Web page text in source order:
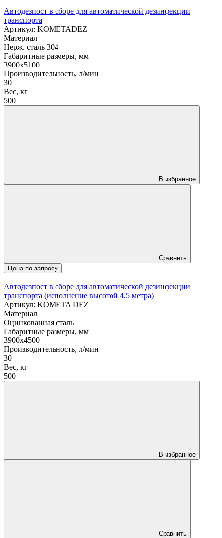
Автодезпост в сборе для автоматической дезинфекции
транспорта
Артикул: KOMETADEZ
Материал
Нерж. сталь 304
Габаритные размеры, мм
3900x5100
Производительность, л/мин
30
Вес, кг
500
В избранное
Сравнить
Цена по запросу
Автодезпост в сборе для автоматической дезинфекции
транспорта (исполнение высотой 4,5 метра)
Артикул: KOMETA DEZ
Материал
Оцинкованная сталь
Габаритные размеры, мм
3900x4500
Производительность, л/мин
30
Вес, кг
500
В избранное
Сравнить